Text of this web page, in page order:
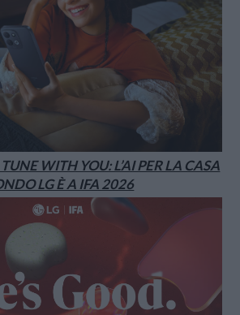
WITH YOU: L’AI PER LA CASA
LG È A IFA 2026